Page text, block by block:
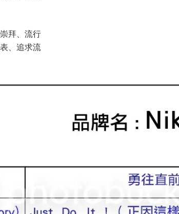
拜、流行
、追求流